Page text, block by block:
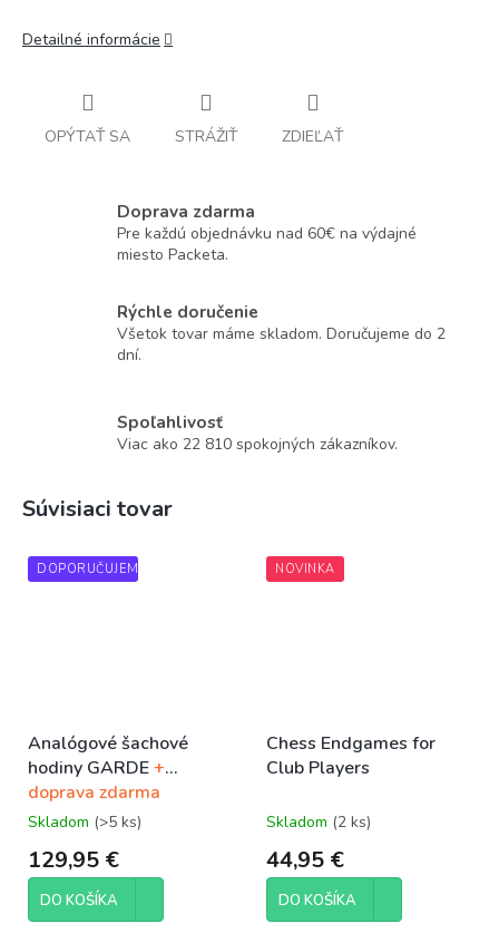
Detailné informácie
OPÝTAŤ SA STRÁŽIŤ ZDIEĽAŤ
Doprava zdarma
Pre každú objednávku nad 60€ na výdajné
miesto Packeta.
Rýchle doručenie
Všetok tovar máme skladom. Doručujeme do 2
dní.
Spoľahlivosť
Viac ako 22 810 spokojných zákazníkov.
Súvisiaci tovar
DOPORUČUJEME
Analógové šachové
hodiny GARDE+
doprava zdarma
Skladom (>5 ks)
129,95 €
DO KOŠÍKA
NOVINKA
Chess Endgames for
Club Players
Skladom (2 ks)
44,95 €
DO KOŠÍKA